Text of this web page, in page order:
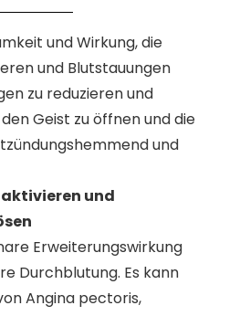
und Wirkung, die
und Blutstauungen
zu reduzieren und
Geist zu öffnen und die
und
und
Erweiterungswirkung
Durchblutung. Es kann
Angina pectoris,